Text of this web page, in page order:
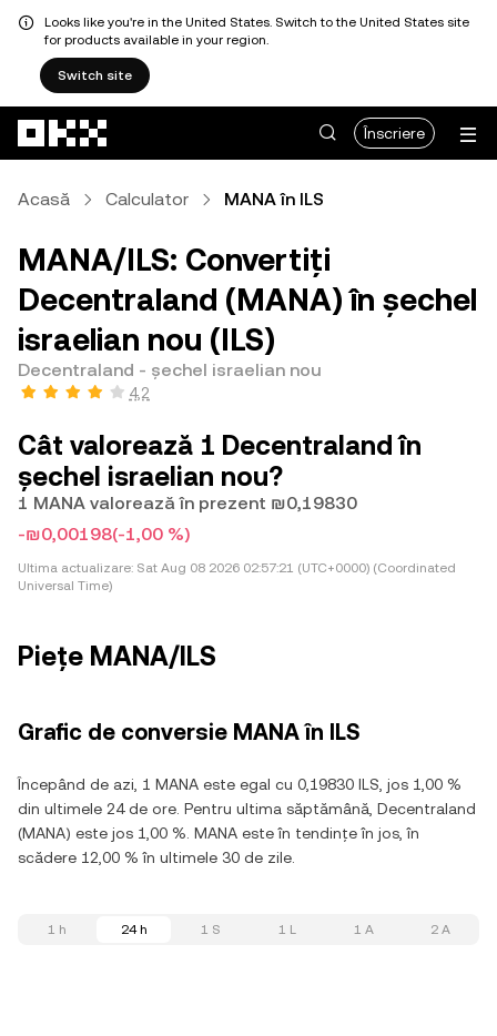
Looks like you're in the United States. Switch to the United States site
for products available in your region.
Switch site
Înscriere
Acasă Calculator MANA în ILS
MANA/ILS: Convertiți
Decentraland (MANA) în șechel
israelian nou (ILS)
Decentraland - șechel israelian nou
4,2
Cât valorează 1 Decentraland în
șechel israelian nou?
1 MANA valorează în prezent ₪0,19830
-₪0,00198(-1,00 %)
Ultima actualizare: Sat Aug 08 2026 02:57:21 (UTC+0000) (Coordinated
Universal Time)
Piețe MANA/ILS
Grafic de conversie MANA în ILS
Începând de azi, 1 MANA este egal cu 0,19830 ILS, jos 1,00 %
din ultimele 24 de ore. Pentru ultima săptămână, Decentraland
(MANA) este jos 1,00 %. MANA este în tendințe în jos, în
scădere 12,00 % în ultimele 30 de zile.
1 h 24 h 1 S 1 L 1 A 2 A